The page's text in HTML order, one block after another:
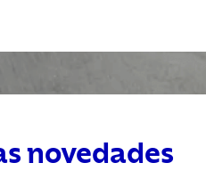
novedades